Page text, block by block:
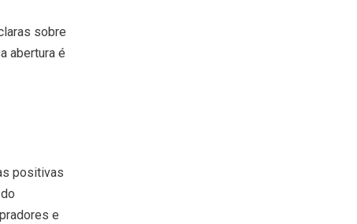
sobre
abertura é
positivas
e